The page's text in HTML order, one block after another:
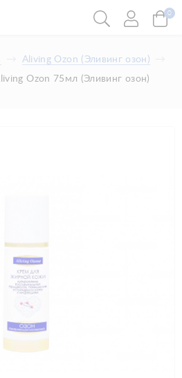
0
​Aliving Ozon (Эливинг озон)
Ozon 75мл (Эливинг озон)